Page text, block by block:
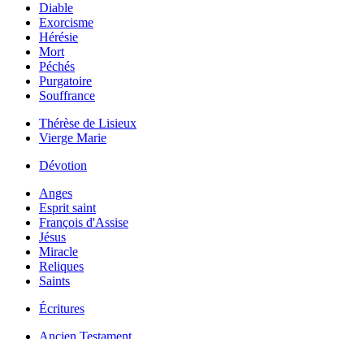
Diable
Exorcisme
Hérésie
Mort
Péchés
Purgatoire
Souffrance
Thérèse de Lisieux
Vierge Marie
Dévotion
Anges
Esprit saint
François d'Assise
Jésus
Miracle
Reliques
Saints
Écritures
Ancien Testament